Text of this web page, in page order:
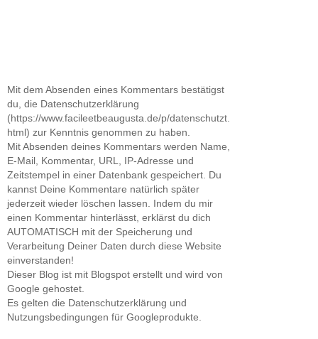
Mit dem Absenden eines Kommentars bestätigst
du, die Datenschutzerklärung
(https://www.facileetbeaugusta.de/p/datenschutzt.
html) zur Kenntnis genommen zu haben.
Mit Absenden deines Kommentars werden Name,
E-Mail, Kommentar, URL, IP-Adresse und
Zeitstempel in einer Datenbank gespeichert. Du
kannst Deine Kommentare natürlich später
jederzeit wieder löschen lassen. Indem du mir
einen Kommentar hinterlässt, erklärst du dich
AUTOMATISCH mit der Speicherung und
Verarbeitung Deiner Daten durch diese Website
einverstanden!
Dieser Blog ist mit Blogspot erstellt und wird von
Google gehostet.
Es gelten die Datenschutzerklärung und
Nutzungsbedingungen für Googleprodukte.